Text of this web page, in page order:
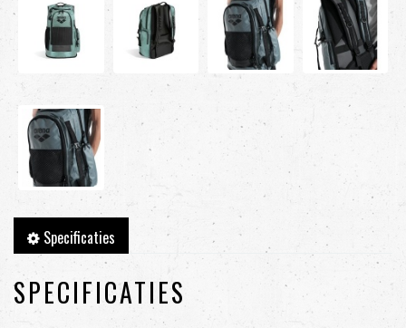
Specificaties
SPECIFICATIES